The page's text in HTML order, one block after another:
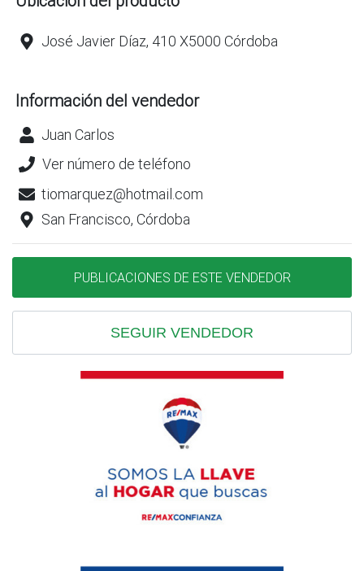
José Javier Díaz, 410 X5000 Córdoba
Información del vendedor
Juan Carlos
Ver número de teléfono
tiomarquez@hotmail.com
San Francisco, Córdoba
PUBLICACIONES DE ESTE VENDEDOR
SEGUIR VENDEDOR